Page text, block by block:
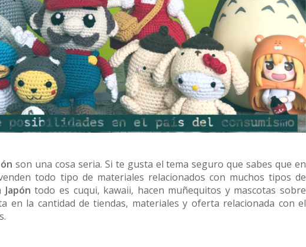
son una cosa seria. Si te gusta el tema seguro que sabes que en
todo tipo de materiales relacionados con muchos tipos de
Japóntodo es cuqui, kawaii, hacen muñequitos y mascotas sobre
en la cantidad de tiendas, materiales y oferta relacionada con el